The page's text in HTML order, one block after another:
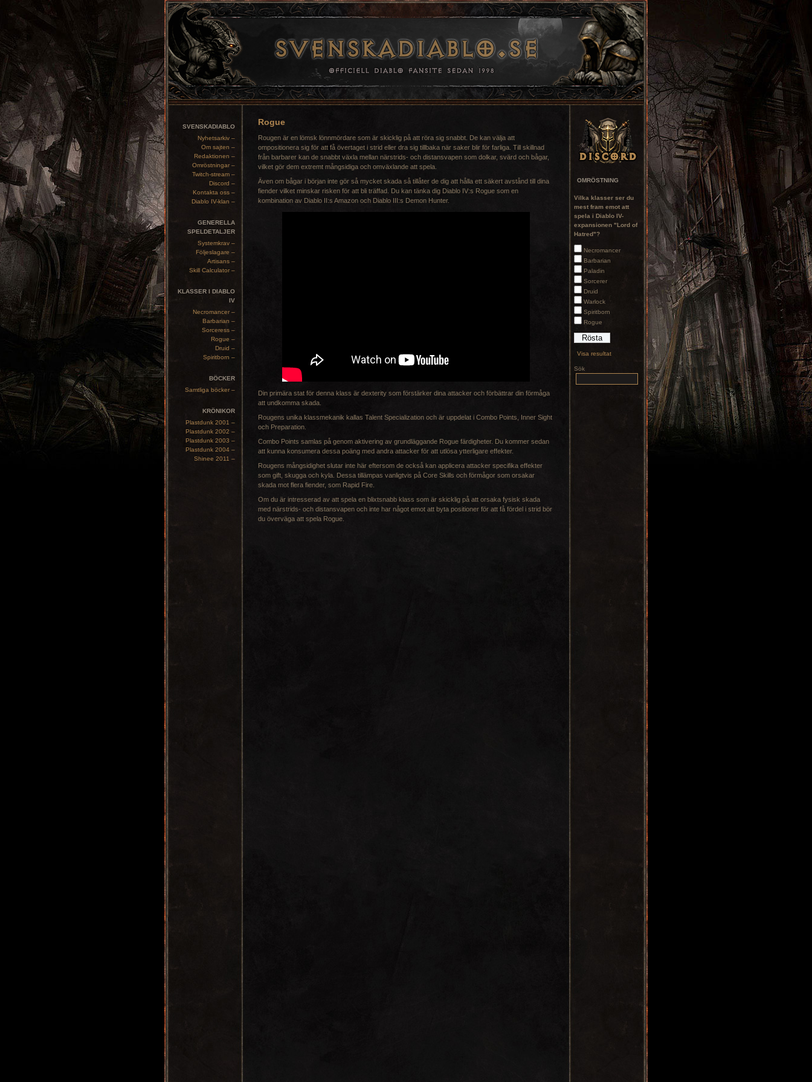
SVENSKADIABLO
Nyhetsarkiv –
Om sajten –
Redaktionen –
Omröstningar –
Twitch-stream –
Discord –
Kontakta oss –
Diablo IV-klan –
GENERELLA
SPELDETALJER
Systemkrav –
Följeslagare –
Artisans –
Skill Calculator –
KLASSER I DIABLO
IV
Necromancer –
Barbarian –
Sorceress –
Rogue –
Druid –
Spiritborn –
BÖCKER
Samtliga böcker –
KRÖNIKOR
Plastdunk 2001 –
Plastdunk 2002 –
Plastdunk 2003 –
Plastdunk 2004 –
Shinee 2011 –
OMRÖSTNING
Vilka klasser ser du
mest fram emot att
spela i Diablo IV-
expansionen "Lord of
Hatred"?
Necromancer
Barbarian
Paladin
Sorcerer
Druid
Warlock
Spiritborn
Rogue
Visa resultat
Sök
Rogue
Rougen är en lömsk lönnmördare som är skicklig på att röra sig snabbt. De kan välja att
ompositionera sig för att få övertaget i strid eller dra sig tillbaka när saker blir för farliga. Till skillnad
från barbarer kan de snabbt växla mellan närstrids- och distansvapen som dolkar, svärd och bågar,
vilket gör dem extremt mångsidiga och omväxlande att spela.
Även om bågar i början inte gör så mycket skada så tillåter de dig att hålla ett säkert avstånd till dina
fiender vilket minskar risken för att bli träffad. Du kan tänka dig Diablo IV:s Rogue som en
kombination av Diablo II:s Amazon och Diablo III:s Demon Hunter.
Din primära stat för denna klass är dexterity som förstärker dina attacker och förbättrar din förmåga
att undkomma skada.
Rougens unika klassmekanik kallas Talent Specialization och är uppdelat i Combo Points, Inner Sight
och Preparation.
Combo Points samlas på genom aktivering av grundläggande Rogue färdigheter. Du kommer sedan
att kunna konsumera dessa poäng med andra attacker för att utlösa ytterligare effekter.
Rougens mångsidighet slutar inte här eftersom de också kan applicera attacker specifika effekter
som gift, skugga och kyla. Dessa tillämpas vanligtvis på Core Skills och förmågor som orsakar
skada mot flera fiender, som Rapid Fire.
Om du är intresserad av att spela en blixtsnabb klass som är skicklig på att orsaka fysisk skada
med närstrids- och distansvapen och inte har något emot att byta positioner för att få fördel i strid bör
du överväga att spela Rogue.